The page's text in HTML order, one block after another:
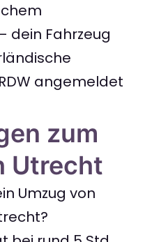
dein Fahrzeug
angemeldet
zum
Utrecht
Umzug von